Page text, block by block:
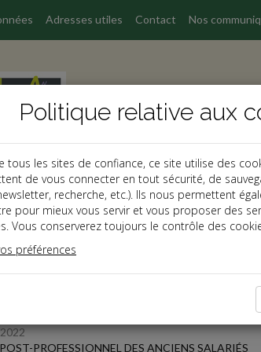
Adresses utiles Contact Nos
dernières dépêches
PROFESSIONNEL DES ANCIENS SALARIÉS
Politique relative aux
tous les sites de confiance, ce site utilise des
de vous connecter en tout sécurité, de
recherche, etc.). Ils nous permettent
pour mieux vous servir et vous proposer des
Vous conserverez toujours le contrôle des
préférences